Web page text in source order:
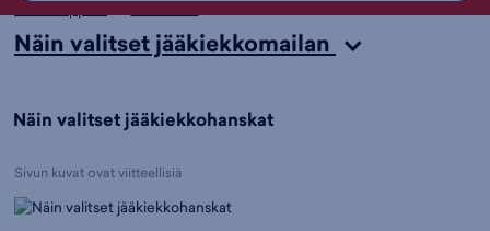
Näin valitset jääkiekkomailan
Näin valitset jääkiekkohanskat
Sivun kuvat ovat viitteellisiä